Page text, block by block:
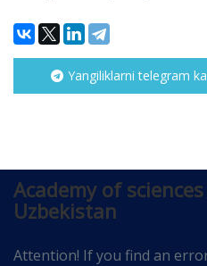
Yangiliklarni telegram
Academy of
Uzbekistan
Attention! If you find an